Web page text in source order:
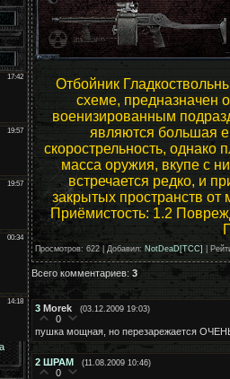
Отбойник
схеме, предназначен
военизированным
являются большая
скорострельность, однако
масса оружия, вкупе с
встречается редко, и
закрытых пространств от
Приёмистость: 1.2
Просмотров: 622 | Добавил: NotDeaD[TCC]
Всего комментариев: 3
3 Morek (03.12.2009 19:03)
0
пушка мощная, но перезарежается
2 ШРАМ (11.08.2009 10:46)
0